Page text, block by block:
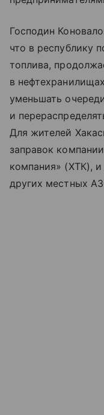
Господин
что в республику
топлива,
в
уменьшать
и
Для жителей
заправок
компания» (ХТК), и
других местных